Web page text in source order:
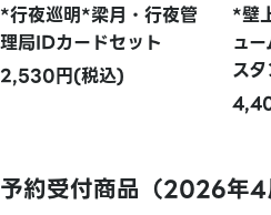
*行夜巡明*梁月・行夜管
理局IDカードセット
2,530円(税込)
*壁
ュ
ス
予約受付商品（2026年4